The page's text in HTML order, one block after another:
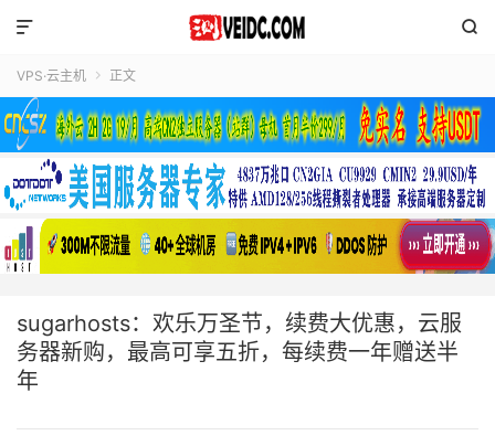


VPS·云主机  正文
sugarhosts：欢乐万圣节，续费大优惠，云服
务器新购，最高可享五折，每续费一年赠送半
年